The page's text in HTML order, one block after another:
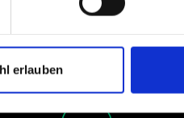
erlauben